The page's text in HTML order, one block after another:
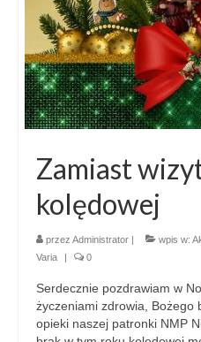
Zamiast
kolędowej
przez Administrator | wpis w:
Varia
| 0
Serdecznie pozdrawiam w
życzeniami zdrowia, Bożego
opieki naszej patronki NMP